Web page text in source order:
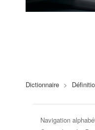
Dictionnaire >
Navigation